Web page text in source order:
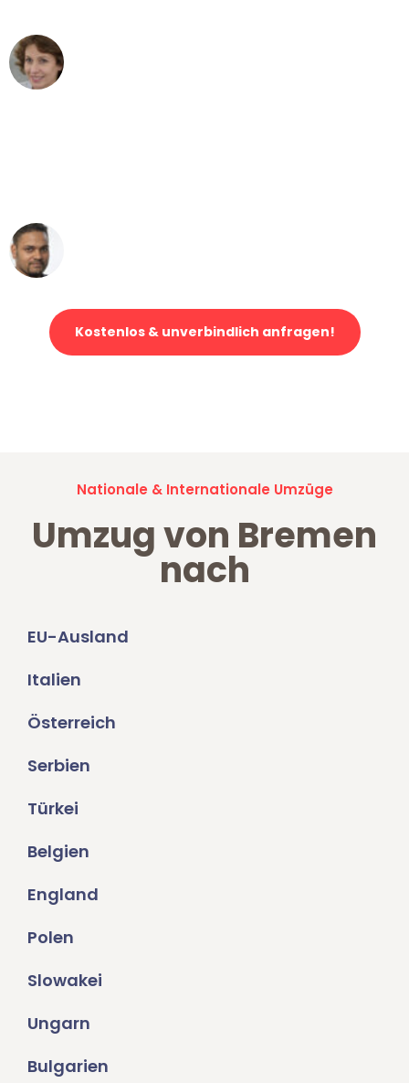
Kostenlos & unverbindlich anfragen!
Nationale & Internationale Umzüge
Umzug von Bremen
nach
EU-Ausland
Italien
Österreich
Serbien
Türkei
Belgien
England
Polen
Slowakei
Ungarn
Bulgarien